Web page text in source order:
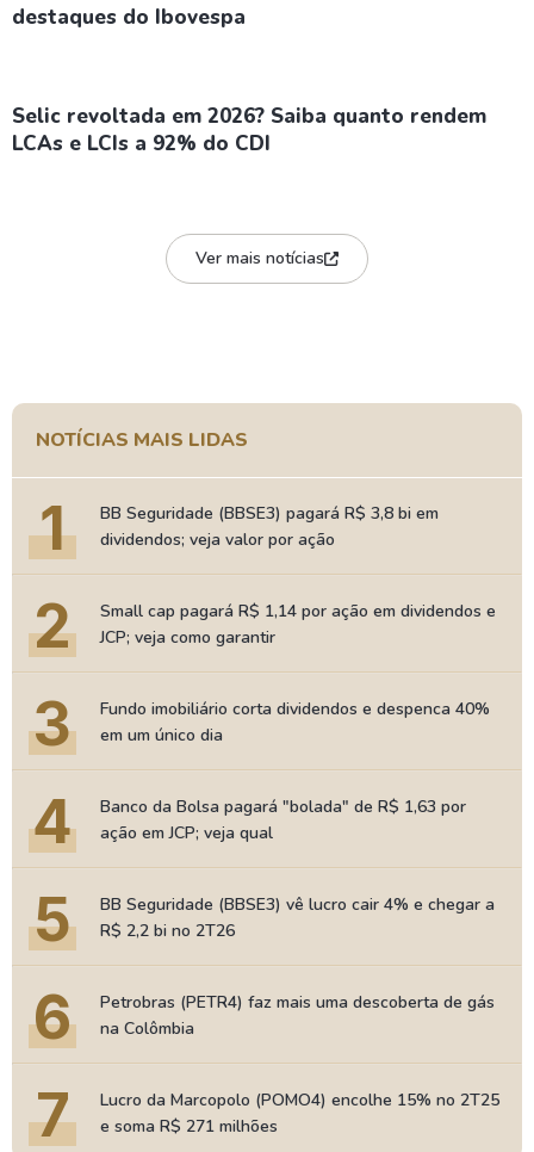
destaques do Ibovespa
Selic revoltada em 2026? Saiba quanto rendem
LCAs e LCIs a 92% do CDI
Ver mais notícias
NOTÍCIAS MAIS LIDAS
1
BB Seguridade (BBSE3) pagará R$ 3,8 bi em
dividendos; veja valor por ação
2
Small cap pagará R$ 1,14 por ação em dividendos e
JCP; veja como garantir
3
Fundo imobiliário corta dividendos e despenca 40%
em um único dia
4
Banco da Bolsa pagará "bolada" de R$ 1,63 por
ação em JCP; veja qual
5
BB Seguridade (BBSE3) vê lucro cair 4% e chegar a
R$ 2,2 bi no 2T26
6
Petrobras (PETR4) faz mais uma descoberta de gás
na Colômbia
7
Lucro da Marcopolo (POMO4) encolhe 15% no 2T25
e soma R$ 271 milhões